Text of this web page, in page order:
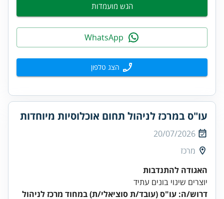
הגש מועמדות
הצג טלפון
עו"ס במרכז לניהול תחום אוכלוסיות מיוחדות
20/07/2026
מרכז
האגודה להתנדבות
יוצרים שינוי בונים עתיד
דרוש/ה: עו"ס (עובד/ת סוציאלי/ת) במחוד מרכז לניהול